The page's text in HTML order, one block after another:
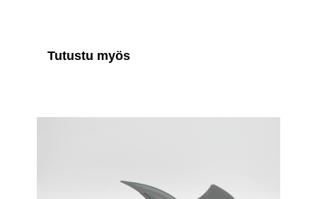
Tutustu myös